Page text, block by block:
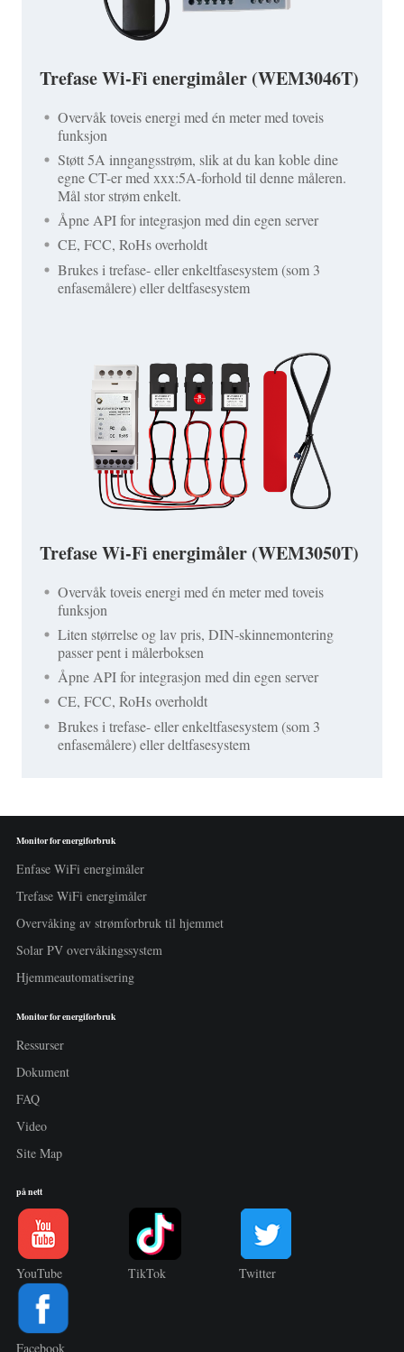
Trefase Wi-Fi energimåler (WEM3046T)
Overvåk toveis energi med én meter med toveis
funksjon
Støtt 5A inngangsstrøm, slik at du kan koble dine
egne CT-er med xxx:5A-forhold til denne måleren.
Mål stor strøm enkelt.
Åpne API for integrasjon med din egen server
CE, FCC, RoHs overholdt
Brukes i trefase- eller enkeltfasesystem (som 3
enfasemålere) eller deltfasesystem
Trefase Wi-Fi energimåler (WEM3050T)
Overvåk toveis energi med én meter med toveis
funksjon
Liten størrelse og lav pris, DIN-skinnemontering
passer pent i målerboksen
Åpne API for integrasjon med din egen server
CE, FCC, RoHs overholdt
Brukes i trefase- eller enkeltfasesystem (som 3
enfasemålere) eller deltfasesystem
Monitor for energiforbruk
Enfase WiFi energimåler
Trefase WiFi energimåler
Overvåking av strømforbruk til hjemmet
Solar PV overvåkingssystem
Hjemmeautomatisering
Monitor for energiforbruk
Ressurser
Dokument
FAQ
Video
Site Map
på nett
YouTube TikTok Twitter
Facebook